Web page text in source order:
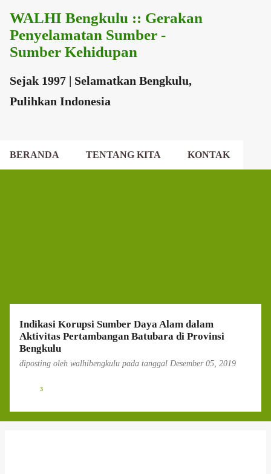
Langsung ke konten utama
WALHI Bengkulu :: Gerakan
Penyelamatan Sumber -
Sumber Kehidupan
Sejak 1997 | Selamatkan Bengkulu,
Pulihkan Indonesia
BERANDA TENTANG KITA KONTAK
Indikasi Korupsi Sumber Daya Alam dalam
Aktivitas Pertambangan Batubara di Provinsi
Bengkulu
diposting oleh walhibengkulu pada tanggal Desember 05, 2019
3